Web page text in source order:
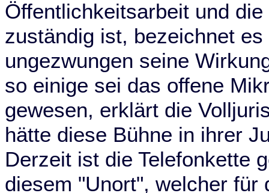
Öffentlichkeitsarbeit und
zuständig ist, bezeichnet
ungezwungen seine
so einige sei das offene
gewesen, erklärt die
hätte diese Bühne in ihrer
Derzeit ist die Telefonkette
diesem "Unort", welcher